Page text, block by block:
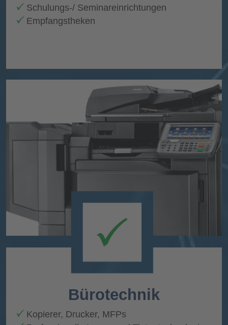
Schulungs-/ Seminareinrichtungen
Empfangstheken
Bürotechnik
Kopierer, Drucker, MFPs